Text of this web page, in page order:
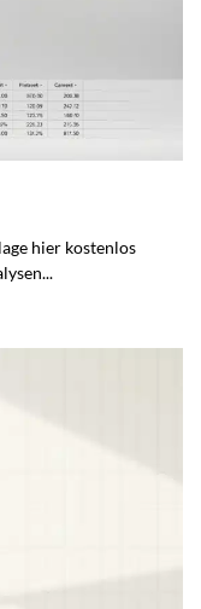
hier kostenlos